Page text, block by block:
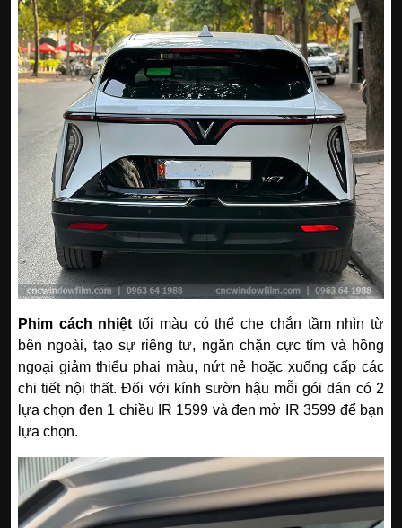
Phim cách nhiệt tối màu có thể che chắn tầm nhìn từ
bên ngoài, tạo sự riêng tư, ngăn chặn cực tím và hồng
ngoại giảm thiểu phai màu, nứt nẻ hoặc xuống cấp các
chi tiết nội thất. Đối với kính sườn hậu mỗi gói dán có 2
lựa chọn đen 1 chiều IR 1599 và đen mờ IR 3599 để bạn
lựa chọn.